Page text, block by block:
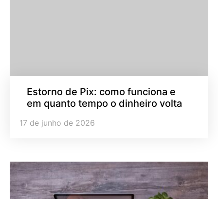
Estorno de Pix: como funciona e
em quanto tempo o dinheiro volta
17 de junho de 2026